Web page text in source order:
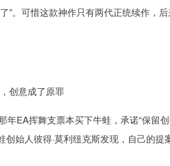
”。可惜这款神作只有两代正统续作，
创意成了原罪
年EA挥舞支票本买下牛蛙，承诺“保留
始人彼得·莫利纽克斯发现，自己的